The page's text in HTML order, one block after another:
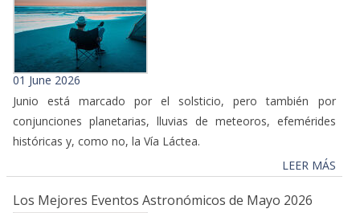
01 June 2026
Junio está marcado por el solsticio, pero también por
conjunciones planetarias, lluvias de meteoros, efemérides
históricas y, como no, la Vía Láctea.
LEER MÁS
Los Mejores Eventos Astronómicos de Mayo 2026